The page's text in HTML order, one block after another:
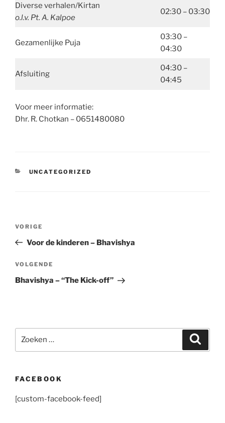
Diverse verhalen/Kirtan
o.l.v. Pt. A. Kalpoe
02:30 – 03:30
Gezamenlijke Puja
03:30 –
04:30
Afsluiting
04:30 –
04:45
Voor meer informatie:
Dhr. R. Chotkan – 0651480080
CATEGORIEËN
UNCATEGORIZED
Vorig
bericht
VORIGE
Voor de kinderen – Bhavishya
Volgend
bericht
VOLGENDE
Bhavishya – “The Kick-off”
naar:
FACEBOOK
[custom-facebook-feed]